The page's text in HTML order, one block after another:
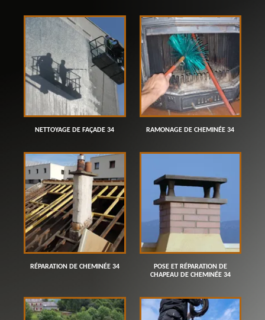
NETTOYAGE DE FAÇADE 34 RAMONAGE DE CHEMINÉE 34
RÉPARATION DE CHEMINÉE 34
POSE ET RÉPARATION DE
CHAPEAU DE CHEMINÉE 34